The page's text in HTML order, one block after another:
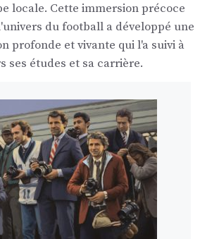
locale. Cette immersion précoce
du football a développé une
profonde et vivante qui l'a suivi à
ses études et sa carrière.